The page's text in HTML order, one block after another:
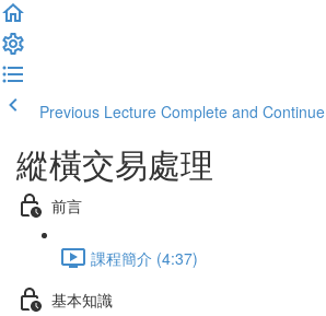
Previous Lecture Complete and Continue
縱橫交易處理
前言
課程簡介 (4:37)
基本知識